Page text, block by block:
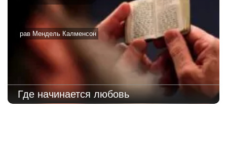
рав Мендель Калменсон
Где начинается любовь